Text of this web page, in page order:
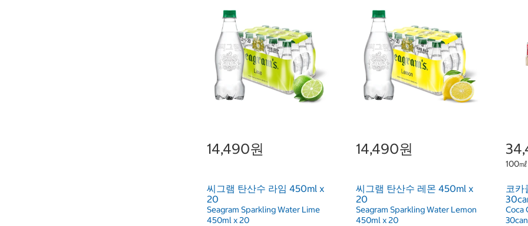
14,490원
씨그램 탄산수 라임 450ml x
20
Seagram Sparkling Water Lime
450ml x 20
14,490원
씨그램 탄산수 레몬 450ml x
20
Seagram Sparkling Water Lemon
450ml x 20
100
코카
Coca